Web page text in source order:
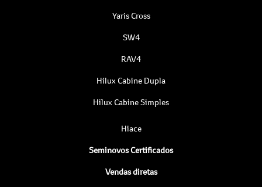
Yaris Cross
SW4
RAV4
Hilux Cabine Dupla
Hilux Cabine Simples
Hiace
Seminovos Certificados
Vendas diretas